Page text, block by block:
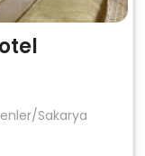
Sakarya